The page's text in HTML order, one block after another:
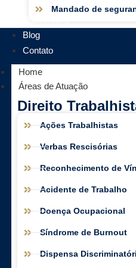
Mandado de
Blog
Contato
Home
Áreas de Atuação
Direito
Ações Trabalhistas
Verbas Rescisórias
Reconhecimento de
Acidente de Trabalho
Doença Ocupacional
Síndrome de Burnout
Dispensa